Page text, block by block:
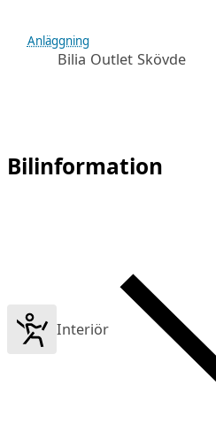
Anläggning
Bilia Outlet Skövde
Bilinformation
Interiör